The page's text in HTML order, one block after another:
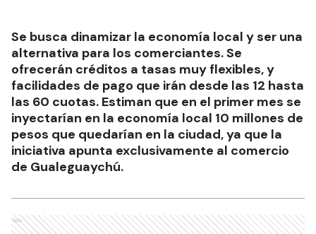
Se busca dinamizar la economía local y ser una
alternativa para los comerciantes. Se
ofrecerán créditos a tasas muy flexibles, y
facilidades de pago que irán desde las 12 hasta
las 60 cuotas. Estiman que en el primer mes se
inyectarían en la economía local 10 millones de
pesos que quedarían en la ciudad, ya que la
iniciativa apunta exclusivamente al comercio
de Gualeguaychú.
Ads